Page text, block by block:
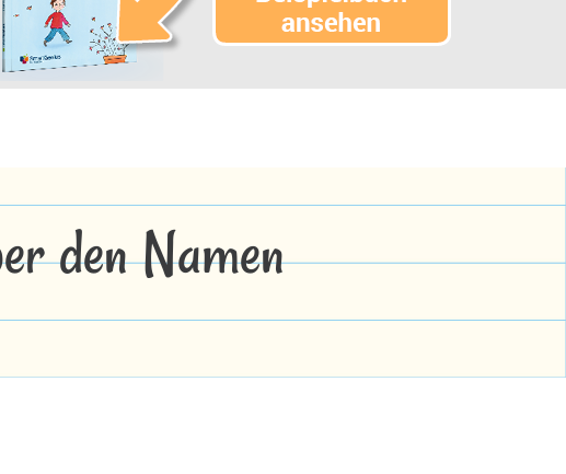
den Namen